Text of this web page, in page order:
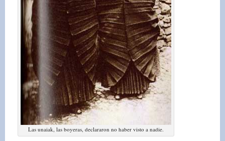
Las unaiak, las boyeras, declararon no haber visto a nadie.